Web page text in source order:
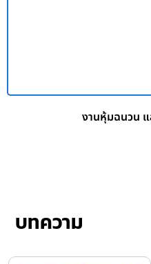
งานหุ้มฉนวน
บทความ